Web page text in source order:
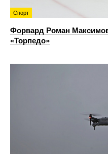
Спорт
Форвард Роман
«Торпедо»